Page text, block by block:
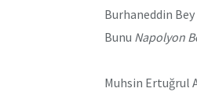
Burhaneddin Bey
Bunu Napolyon
Muhsin Ertuğrul